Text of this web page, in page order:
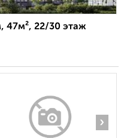
47м², 22/30 этаж
›